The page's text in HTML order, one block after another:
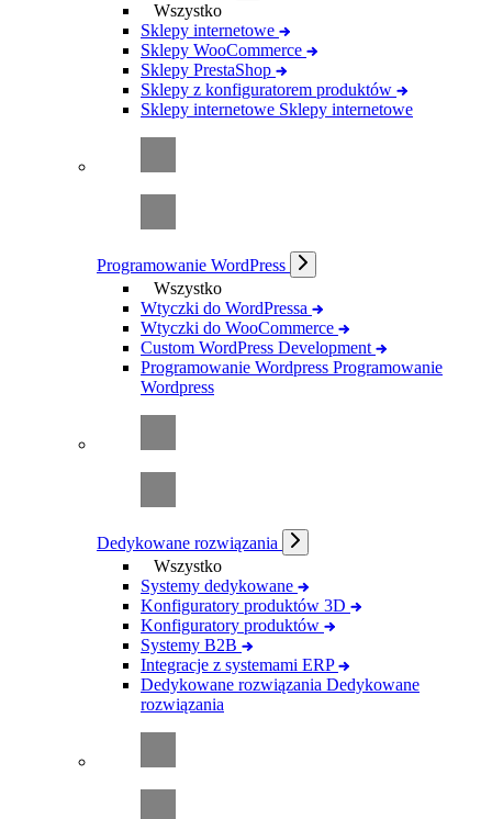
Wszystko
Sklepy internetowe
Sklepy WooCommerce
Sklepy PrestaShop
Sklepy z konfiguratorem produktów
Sklepy internetowe Sklepy internetowe
Programowanie WordPress
Wszystko
Wtyczki do WordPressa
Wtyczki do WooCommerce
Custom WordPress Development
Programowanie Wordpress Programowanie
Wordpress
Dedykowane rozwiązania
Wszystko
Systemy dedykowane
Konfiguratory produktów 3D
Konfiguratory produktów
Systemy B2B
Integracje z systemami ERP
Dedykowane rozwiązania Dedykowane
rozwiązania